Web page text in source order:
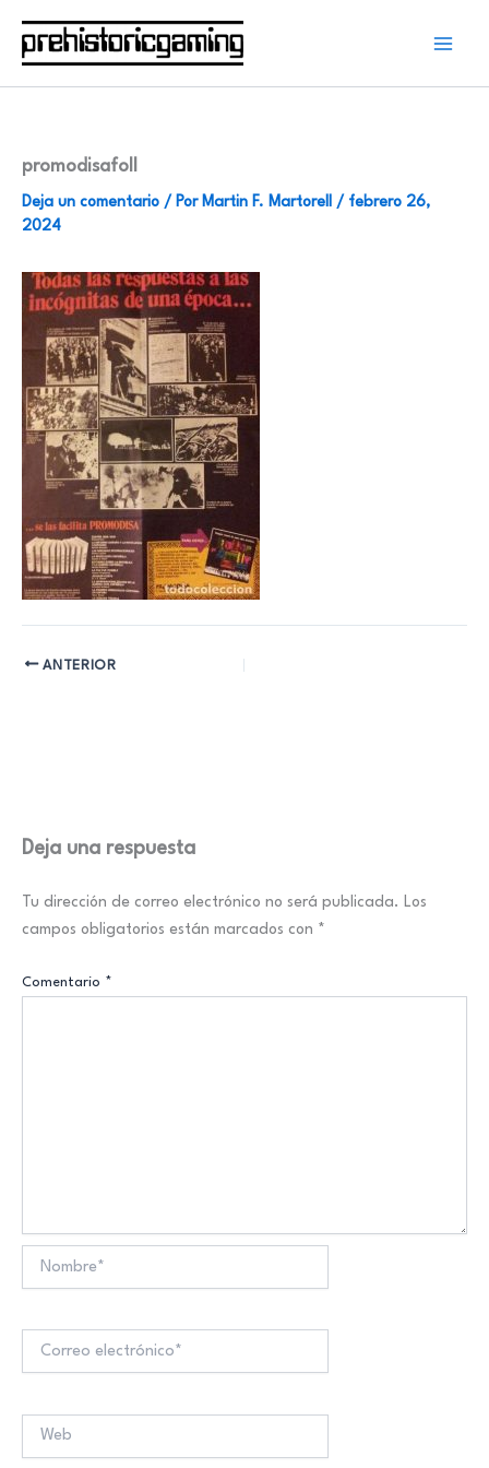
contenido
promodisafoll
Deja un comentario / Por Martin F. Martorell / febrero 26,
2024
ANTERIOR
Deja una respuesta
Tu dirección de correo electrónico no será publicada. Los
campos obligatorios están marcados con *
Comentario *